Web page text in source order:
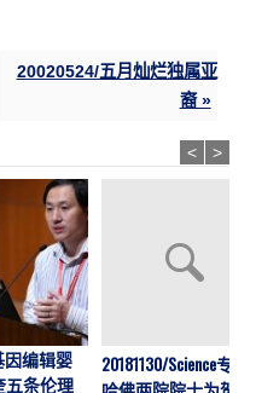
20020524/五月灿烂独属亚
裔 »
因编辑婴
五条伦理
20181130/Science专访:
< >